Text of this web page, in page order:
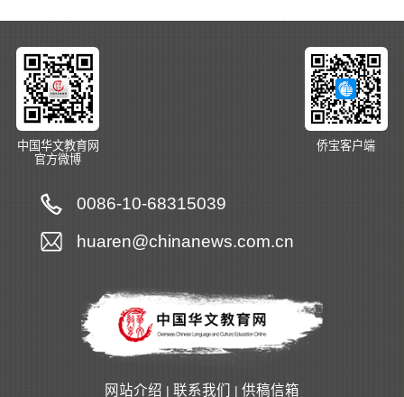
中国华文教育网
官方微博
侨宝客户端
0086-10-68315039
huaren@chinanews.com.cn
网站介绍 | 联系我们 | 供稿信箱